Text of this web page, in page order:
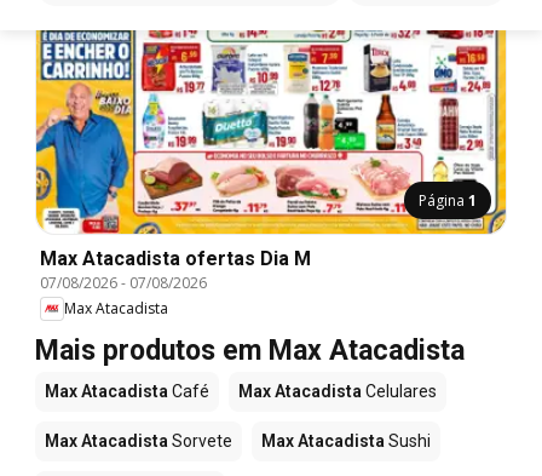
Página 1
Max Atacadista ofertas Dia M
07/08/2026- 07/08/2026
Max Atacadista
Mais produtos em Max Atacadista
Max Atacadista Café Max Atacadista Celulares
Max Atacadista Sorvete Max Atacadista Sushi